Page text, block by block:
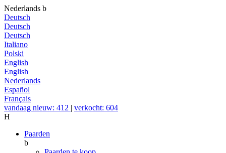
Nederlands b
Deutsch
Deutsch
Deutsch
Italiano
Polski
English
English
Nederlands
Español
Français
vandaag nieuw: 412 | verkocht: 604
H
Paarden
b